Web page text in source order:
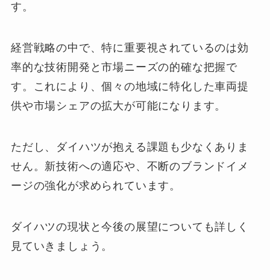
す。
経営戦略の中で、特に重要視されているのは効
率的な技術開発と市場ニーズの的確な把握で
す。これにより、個々の地域に特化した車両提
供や市場シェアの拡大が可能になります。
ただし、ダイハツが抱える課題も少なくありま
せん。新技術への適応や、不断のブランドイメ
ージの強化が求められています。
ダイハツの現状と今後の展望についても詳しく
見ていきましょう。